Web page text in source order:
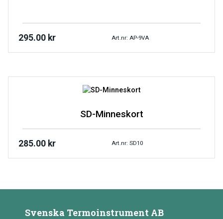
295.00 kr Art.nr: AP-9VA
SD-Minneskort
285.00 kr Art.nr: SD10
Svenska Termoinstrument AB